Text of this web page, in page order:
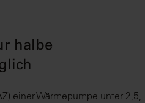
halbe
einer Wärmepumpe unter 2,5,